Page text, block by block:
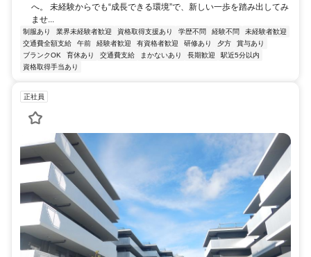
へ。 未経験からでも“成長できる環境”で、新しい一歩を踏み出してみ
ませ...
制服あり 業界未経験者歓迎 資格取得支援あり 学歴不問 経験不問
未経験者歓迎
交通費全額支給
午前 経験者歓迎 有資格者歓迎 研修あり 夕方
賞与あり
ブランクOK
育休あり 交通費支給 まかないあり 長期歓迎
駅近5分以内
資格取得手当あり
正社員